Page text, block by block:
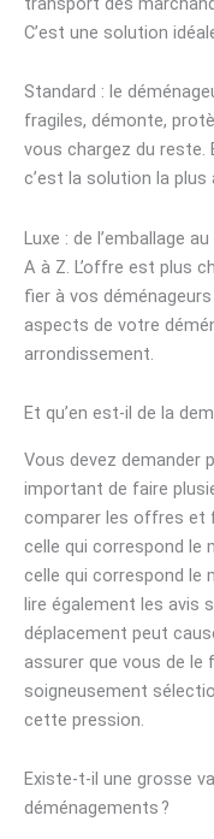
C’est une solution
Standard : le
fragiles, démonte,
vous chargez du reste.
c’est la solution la plus
Luxe : de l’emballage
A à Z. L’offre est plus
fier à vos
aspects de votre
arrondissement.
Et qu’en est-il de la
Vous devez demander
important de faire
comparer les offres et
celle qui correspond le
celle qui correspond le
lire également les avis
déplacement peut
assurer que vous de le
soigneusement
cette pression.
Existe-t-il une grosse
déménagements ?